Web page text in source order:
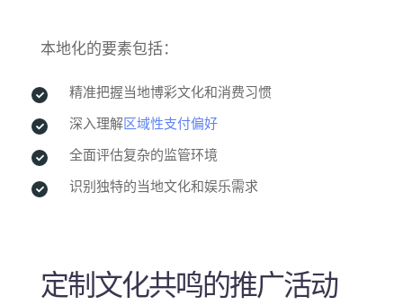
本地化的要素包括：
精准把握当地博彩文化和消费习惯
深入理解区域性支付偏好
全面评估复杂的监管环境
识别独特的当地文化和娱乐需求
定制文化共鸣的推广活动